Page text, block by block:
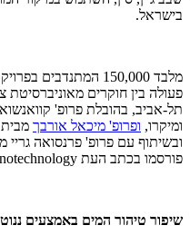
בישראל.
מלבד 150,000
פעולה בין חוקרים מאוניברסיטת
תל-אביב, בהובלת פרופ'
ומיקרו, ופרופ' מיכאל אורבך
ובשיתוף עם פרופ' פרנסואה
פורסמו בכתב העת
שיפור טיהור המים באמצעים